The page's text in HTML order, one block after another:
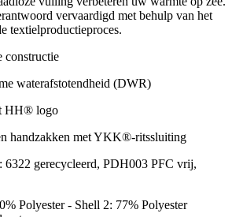
vervaardigd met behulp van het
textielproductieproces.
constructie
waterafstotendheid (DWR)
HH® logo
handzakken met YKK®-ritssluiting
6322 gerecycleerd, PDH003 PFC vrij,
Polyester - Shell 2: 77% Polyester